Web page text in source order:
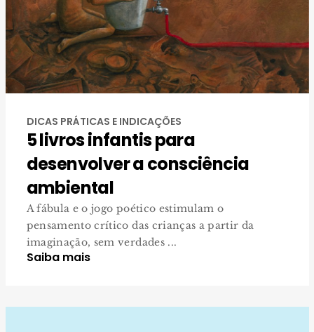
DICAS PRÁTICAS E INDICAÇÕES
5 livros infantis para
desenvolver a consciência
ambiental
A fábula e o jogo poético estimulam o
pensamento crítico das crianças a partir da
imaginação, sem verdades ...
Saiba mais